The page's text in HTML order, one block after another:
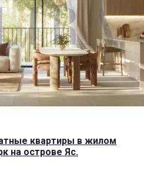
квартиры в жилом
на острове Яс.